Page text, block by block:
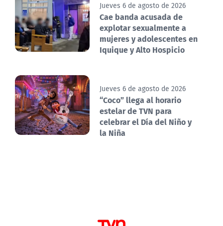
Jueves 6 de agosto de 2026
Cae banda acusada de
explotar sexualmente a
mujeres y adolescentes en
Iquique y Alto Hospicio
Jueves 6 de agosto de 2026
“Coco” llega al horario
estelar de TVN para
celebrar el Día del Niño y
la Niña